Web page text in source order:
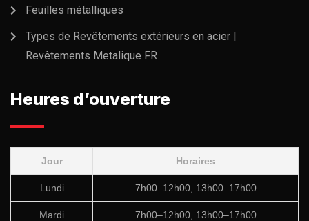
Feuilles métalliques
Types de Revêtements extérieurs en acier |
Revêtements Metalique FR
Heures d’ouverture
Jour Horaires
Lundi 7h00–12h00, 13h00–17h00
Mardi 7h00–12h00, 13h00–17h00